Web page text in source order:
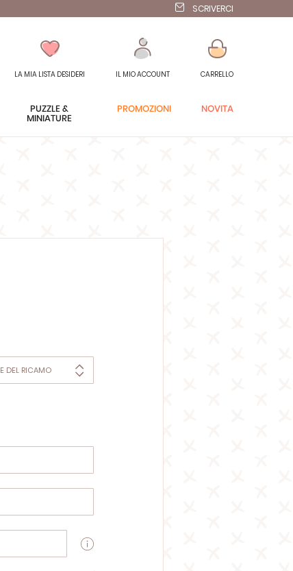
SCRIVERCI
LA MIA LISTA DESIDERI IL MIO ACCOUNT CARRELLO
PUZZLE &
MINIATURE
PROMOZIONI NOVITÀ